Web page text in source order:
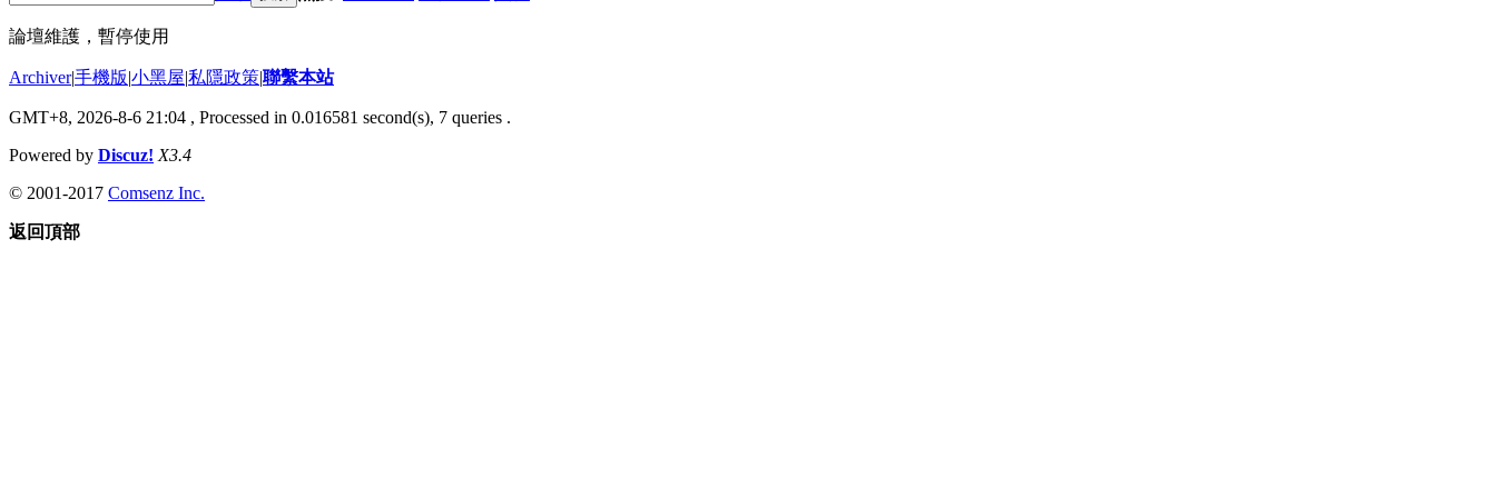
論壇維護，暫停使用
Archiver|手機版|小黑屋|私隱政策|聯繫本站
GMT+8, 2026-8-6 21:04 , Processed in 0.016581 second(s), 7 queries .
Powered by Discuz! X3.4
© 2001-2017 Comsenz Inc.
返回頂部